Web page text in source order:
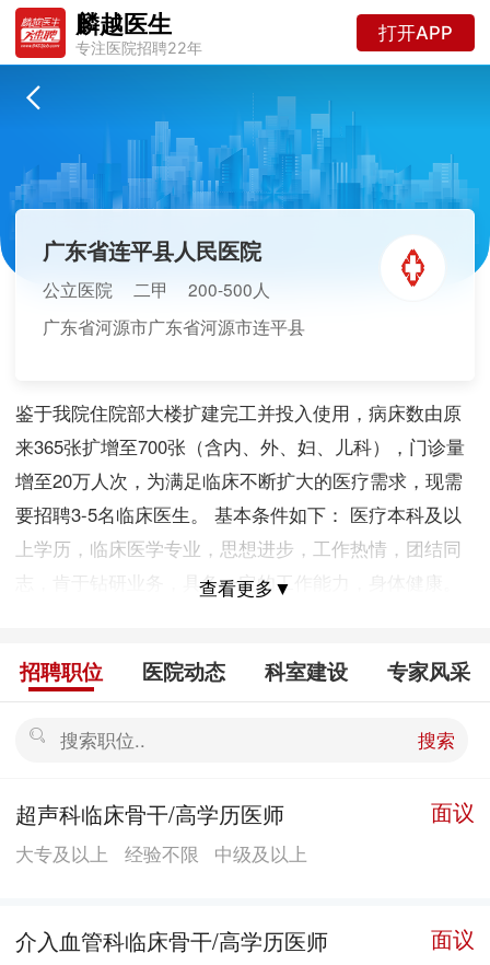
麟越医生
专注医院招聘22年
打开APP
广东省连平县人民医院
公立医院 二甲
200-500人
广东省河源市广东省河源市连平县
鉴于我院住院部大楼扩建完工并投入使用，病床数由原
来365张扩增至700张（含内、外、妇、儿科），门诊量
增至20万人次，为满足临床不断扩大的医疗需求，现需
要招聘3-5名临床医生。 基本条件如下： 医疗本科及以
上学历，临床医学专业，思想进步，工作热情，团结同
志，肯于钻研业务，具备一定的工作能力，身体健康。
查看更多▼
招聘职位 医院动态 科室建设 专家风采
搜索
超声科临床骨干/高学历医师 面议
大专及以上 经验不限 中级及以上
介入血管科临床骨干/高学历医师 面议